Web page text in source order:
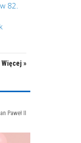
82.
Więcej »
Paweł II